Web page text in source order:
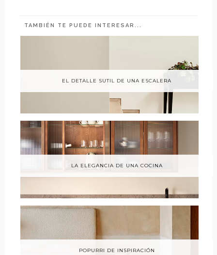
TAMBIÉN TE PUEDE INTERESAR...
EL DETALLE SUTIL DE UNA ESCALERA
LA ELEGANCIA DE UNA COCINA
POPURRI DE INSPIRACIÓN